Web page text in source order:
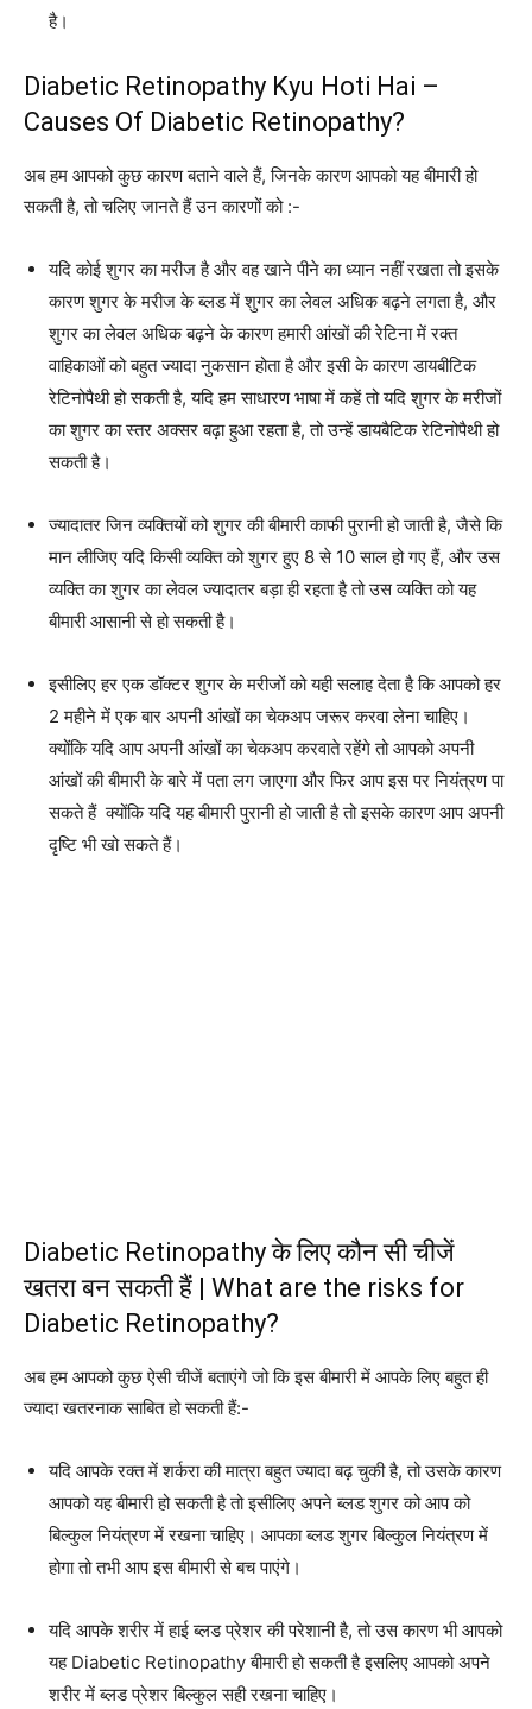
है।
Diabetic Retinopathy Kyu Hoti Hai –
Causes Of Diabetic Retinopathy?
अब हम आपको कुछ कारण बताने वाले हैं, जिनके कारण आपको यह बीमारी हो
सकती है, तो चलिए जानते हैं उन कारणों को :-
यदि कोई शुगर का मरीज है और वह खाने पीने का ध्यान नहीं रखता तो इसके
कारण शुगर के मरीज के ब्लड में शुगर का लेवल अधिक बढ़ने लगता है, और
शुगर का लेवल अधिक बढ़ने के कारण हमारी आंखों की रेटिना में रक्त
वाहिकाओं को बहुत ज्यादा नुकसान होता है और इसी के कारण डायबीटिक
रेटिनोपैथी हो सकती है, यदि हम साधारण भाषा में कहें तो यदि शुगर के मरीजों
का शुगर का स्तर अक्सर बढ़ा हुआ रहता है, तो उन्हें डायबैटिक रेटिनोपैथी हो
सकती है।
ज्यादातर जिन व्यक्तियों को शुगर की बीमारी काफी पुरानी हो जाती है, जैसे कि
मान लीजिए यदि किसी व्यक्ति को शुगर हुए 8 से 10 साल हो गए हैं, और उस
व्यक्ति का शुगर का लेवल ज्यादातर बड़ा ही रहता है तो उस व्यक्ति को यह
बीमारी आसानी से हो सकती है।
इसीलिए हर एक डॉक्टर शुगर के मरीजों को यही सलाह देता है कि आपको हर
2 महीने में एक बार अपनी आंखों का चेकअप जरूर करवा लेना चाहिए।
क्योंकि यदि आप अपनी आंखों का चेकअप करवाते रहेंगे तो आपको अपनी
आंखों की बीमारी के बारे में पता लग जाएगा और फिर आप इस पर नियंत्रण पा
सकते हैं क्योंकि यदि यह बीमारी पुरानी हो जाती है तो इसके कारण आप अपनी
दृष्टि भी खो सकते हैं।
Diabetic Retinopathy के लिए कौन सी चीजें
खतरा बन सकती हैं | What are the risks for
Diabetic Retinopathy?
अब हम आपको कुछ ऐसी चीजें बताएंगे जो कि इस बीमारी में आपके लिए बहुत ही
ज्यादा खतरनाक साबित हो सकती हैं:-
यदि आपके रक्त में शर्करा की मात्रा बहुत ज्यादा बढ़ चुकी है, तो उसके कारण
आपको यह बीमारी हो सकती है तो इसीलिए अपने ब्लड शुगर को आप को
बिल्कुल नियंत्रण में रखना चाहिए। आपका ब्लड शुगर बिल्कुल नियंत्रण में
होगा तो तभी आप इस बीमारी से बच पाएंगे।
यदि आपके शरीर में हाई ब्लड प्रेशर की परेशानी है, तो उस कारण भी आपको
यह Diabetic Retinopathy बीमारी हो सकती है इसलिए आपको अपने
शरीर में ब्लड प्रेशर बिल्कुल सही रखना चाहिए।